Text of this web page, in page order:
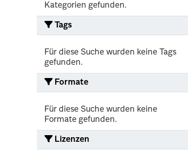
Kategorien gefunden.
Tags
Für diese Suche wurden keine Tags
gefunden.
Formate
Für diese Suche wurden keine
Formate gefunden.
Lizenzen